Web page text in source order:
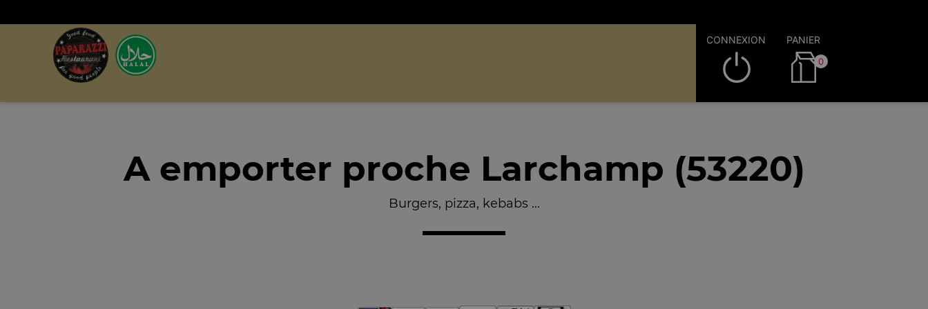
CONNEXION PANIER
0
A emporter proche Larchamp (53220)
Burgers, pizza, kebabs ...